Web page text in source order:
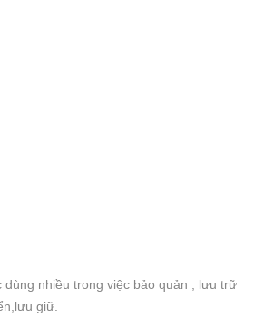
nhiều trong việc bảo quản , lưu trữ
giữ.